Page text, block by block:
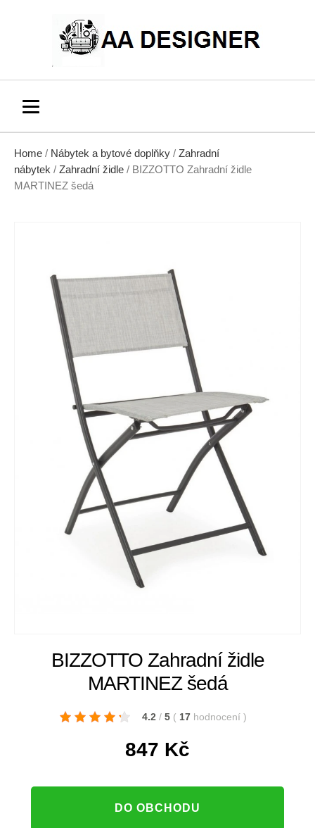
Home / Nábytek a bytové doplňky / Zahradní
nábytek / Zahradní židle / BIZZOTTO Zahradní židle
MARTINEZ šedá
BIZZOTTO Zahradní židle
MARTINEZ šedá
4.2 / 5 ( 17 hodnocení )
847 Kč
DO OBCHODU